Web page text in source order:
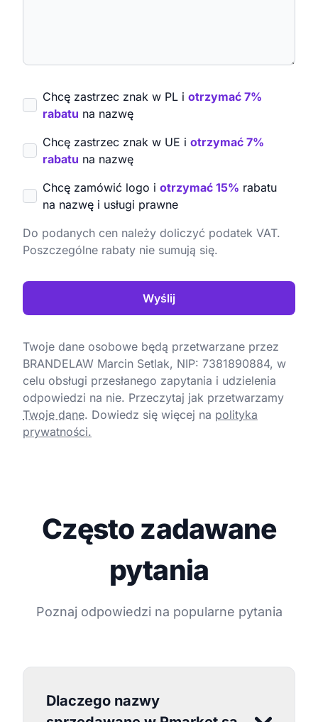
Chcę zastrzec znak w PL i otrzymać 7%
rabatu na nazwę
Chcę zastrzec znak w UE i otrzymać 7%
rabatu na nazwę
Chcę zamówić logo i otrzymać 15% rabatu
na nazwę i usługi prawne
Do podanych cen należy doliczyć podatek VAT.
Poszczególne rabaty nie sumują się.
Wyślij
Twoje dane osobowe będą przetwarzane przez
BRANDELAW Marcin Setlak, NIP: 7381890884, w
celu obsługi przesłanego zapytania i udzielenia
odpowiedzi na nie. Przeczytaj jak przetwarzamy
Twoje dane. Dowiedz się więcej na polityka
prywatności.
Często zadawane
pytania
Poznaj odpowiedzi na popularne pytania
Dlaczego nazwy